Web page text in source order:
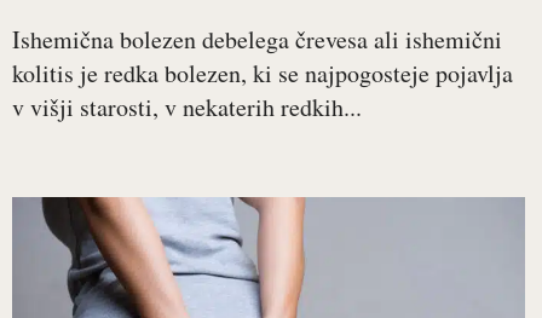
Ishemična bolezen debelega črevesa ali ishemični
kolitis je redka bolezen, ki se najpogosteje pojavlja
v višji starosti, v nekaterih redkih...